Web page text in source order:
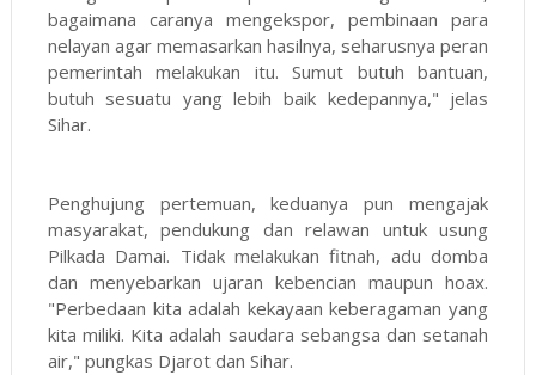
bagaimana caranya mengekspor, pembinaan para
nelayan agar memasarkan hasilnya, seharusnya peran
pemerintah melakukan itu. Sumut butuh bantuan,
butuh sesuatu yang lebih baik kedepannya," jelas
Sihar.
Penghujung pertemuan, keduanya pun mengajak
masyarakat, pendukung dan relawan untuk usung
Pilkada Damai. Tidak melakukan fitnah, adu domba
dan menyebarkan ujaran kebencian maupun hoax.
"Perbedaan kita adalah kekayaan keberagaman yang
kita miliki. Kita adalah saudara sebangsa dan setanah
air," pungkas Djarot dan Sihar.